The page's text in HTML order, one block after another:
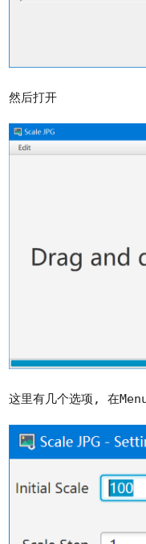
然后打开
这里有几个选项, 在